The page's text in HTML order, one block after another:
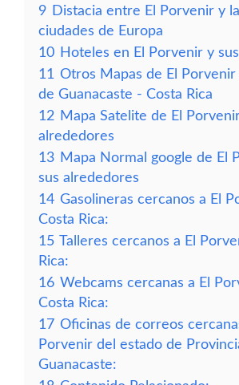
9 Distacia entre El Porvenir y
ciudades de Europa
10 Hoteles en El Porvenir y
11 Otros Mapas de El Porvenir
de Guanacaste - Costa Rica
12 Mapa Satelite de El
alrededores
13 Mapa Normal google de El
sus alrededores
14 Gasolineras cercanos a El
Costa Rica:
15 Talleres cercanos a El
Rica:
16 Webcams cercanas a El
Costa Rica:
17 Oficinas de correos
Porvenir del estado de
Guanacaste: